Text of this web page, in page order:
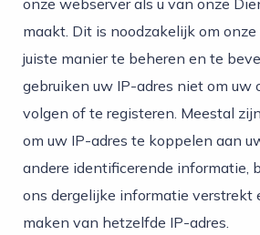
onze webserver als u van onze
maakt. Dit is noodzakelijk om
juiste manier te beheren en te
gebruiken uw IP-adres niet om uw
volgen of te registeren. Meestal
om uw IP-adres te koppelen aan
andere identificerende informatie,
ons dergelijke informatie verstrekt
maken van hetzelfde IP-adres.